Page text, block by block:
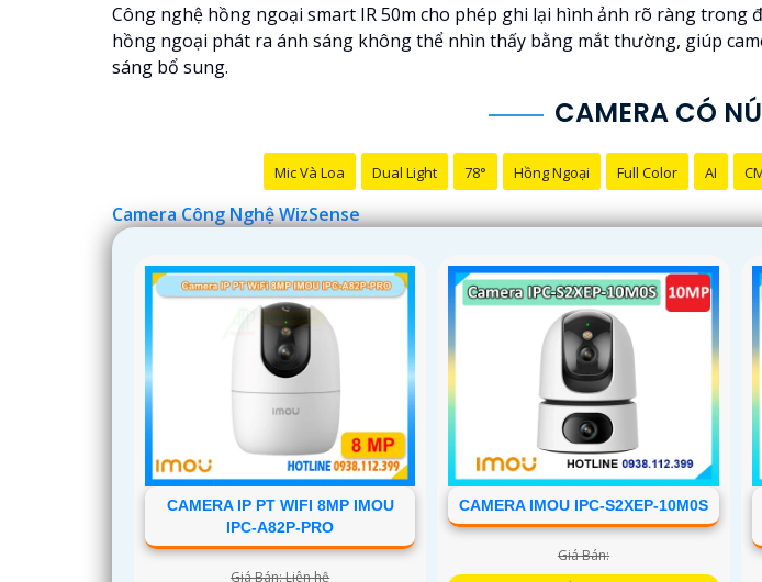
Công nghệ hồng ngoại smart IR 50m cho phép ghi lại hình ảnh rõ ràng trong
hồng ngoại phát ra ánh sáng không thể nhìn thấy bằng mắt thường, giúp
sáng bổ sung.
CAMERA CÓ
Mic Và Loa Dual Light 78° Hồng Ngoại Full Color AI
Camera Công Nghệ WizSense
CAMERA IP PT WIFI 8MP IMOU
IPC-A82P-PRO
Giá Bán: Liên hệ
CAMERA IMOU IPC-S2XEP-10M0S
Giá Bán: